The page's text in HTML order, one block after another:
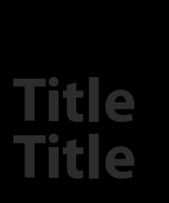
Title
Title